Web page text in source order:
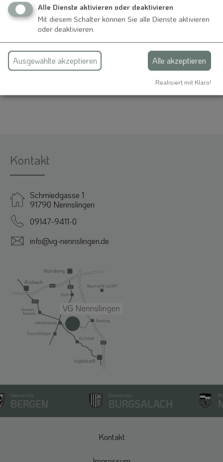
Evang.-Luth. Kirchengemeinden Pfarramt Jura
Marktplatz 4
09147 95020
Kontakt
Schmiedgasse 1
91790 Nennslingen
09147-9411-0
info@vg-nennslingen.de
Gemeinde
BERGEN
Gemeinde
BURGSALACH
Kontakt
Alle Dienste aktivieren oder deaktivieren
Mit diesem Schalter können Sie alle Dienste aktivieren
oder deaktivieren.
Ausgewählte akzeptieren Alle akzeptieren
Realisiert mit Klaro!